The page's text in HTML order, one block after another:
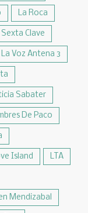
La Roca
Sexta Clave
La Voz Antena 3
Sabater
De Paco
Island LTA
Mendizabal